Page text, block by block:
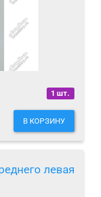
1 шт.
В КОРЗИНУ
левая